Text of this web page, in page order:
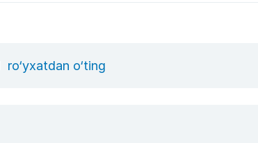
ro‘yxatdan o‘ting